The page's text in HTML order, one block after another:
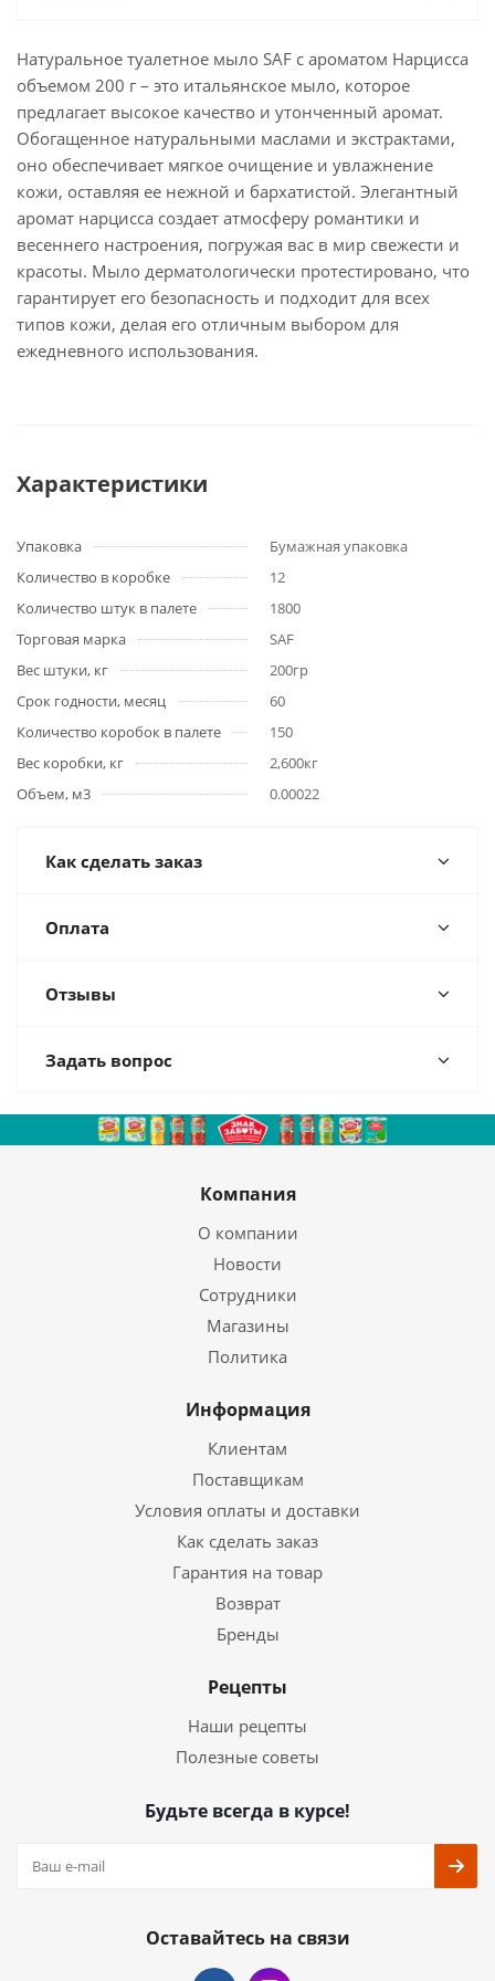
Натуральное туалетное мыло SAF с ароматом Нарцисса
объемом 200 г – это итальянское мыло, которое
предлагает высокое качество и утонченный аромат.
Обогащенное натуральными маслами и экстрактами,
оно обеспечивает мягкое очищение и увлажнение
кожи, оставляя ее нежной и бархатистой. Элегантный
аромат нарцисса создает атмосферу романтики и
весеннего настроения, погружая вас в мир свежести и
красоты. Мыло дерматологически протестировано, что
гарантирует его безопасность и подходит для всех
типов кожи, делая его отличным выбором для
ежедневного использования.
Характеристики
Упаковка
Бумажная упаковка
Количество в коробке
12
Количество штук в палете
1800
Торговая марка
SAF
Вес штуки, кг
200гр
Срок годности, месяц
60
Количество коробок в палете
150
Вес коробки, кг
2,600кг
Объем, м3
0.00022
Как сделать заказ
Оплата
Отзывы
Задать вопрос
Компания
О компании
Новости
Сотрудники
Магазины
Политика
Информация
Клиентам
Поставщикам
Условия оплаты и доставки
Как сделать заказ
Гарантия на товар
Возврат
Бренды
Рецепты
Наши рецепты
Полезные советы
Будьте всегда в курсе!
Оставайтесь на связи